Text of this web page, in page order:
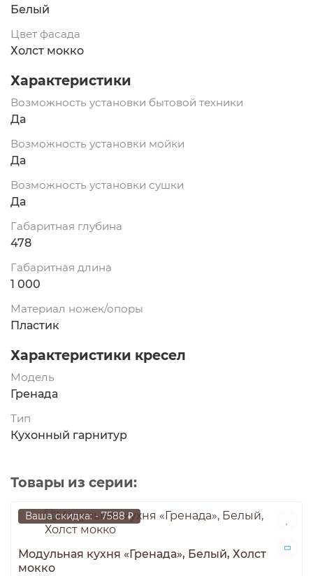
Белый
Цвет фасада
Холст мокко
Характеристики
Возможность установки бытовой техники
Да
Возможность установки мойки
Да
Возможность установки сушки
Да
Габаритная глубина
478
Габаритная длина
1 000
Материал ножек/опоры
Пластик
Характеристики кресел
Модель
Гренада
Тип
Кухонный гарнитур
Товары из серии:
Ваша скидка: - 7588 ₽
Модульная кухня «Гренада», Белый, Холст
мокко